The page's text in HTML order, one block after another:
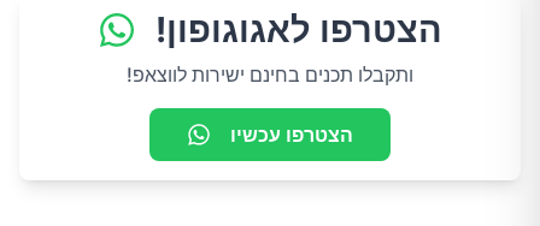
הצטרפו לאגוגופון!
ותקבלו תכנים בחינם ישירות לווצאפ!
הצטרפו עכשיו